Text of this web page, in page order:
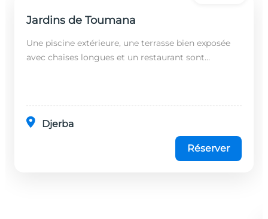
Jardins de Toumana
Une piscine extérieure, une terrasse bien exposée
avec chaises longues et un restaurant sont
Djerba
Réserver